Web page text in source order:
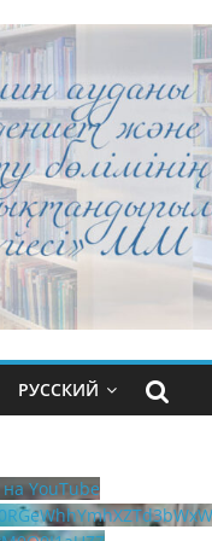
РУССКИЙ
YouTube